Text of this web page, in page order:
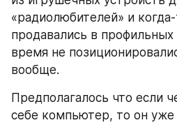
«радиолюбителей» и
продавались в профильных
время не
вообще.
Предполагалось что если